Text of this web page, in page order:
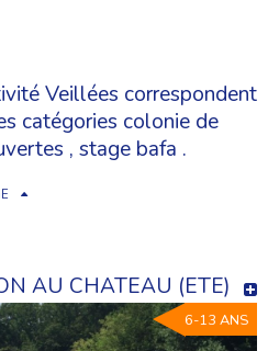
Veillées correspondent
catégories colonie de
, stage bafa .
AU CHATEAU (ETE)
6-13 ANS